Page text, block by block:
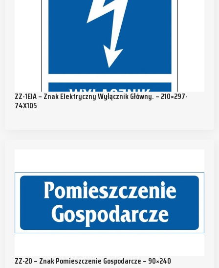
ZZ-1EIA – Znak Elektryczny Wyłącznik Główny. – 210×297-
74X105
ZZ-20 – Znak Pomieszczenie Gospodarcze – 90×240